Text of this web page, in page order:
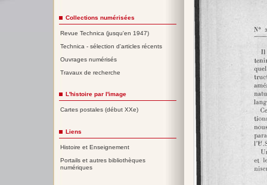
Collections numérisées
Revue Technica (jusqu'en 1947)
Technica - sélection d'articles récents
Ouvrages numérisés
Travaux de recherche
L'histoire par l'image
Cartes postales (début XXe)
Liens
Histoire et Enseignement
Portails et autres bibliothèques
numériques